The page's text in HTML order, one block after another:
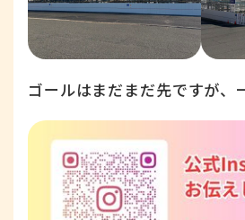
ゴールはまだまだ先ですが、